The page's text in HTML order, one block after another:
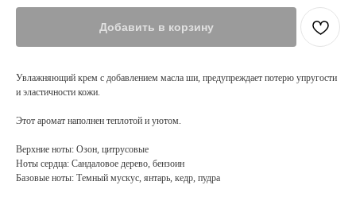
Добавить в корзину
Увлажняющий крем с добавлением масла ши, предупреждает потерю упругости
и эластичности кожи.
Этот аромат наполнен теплотой и уютом.
Верхние ноты: Озон, цитрусовые
Ноты сердца: Сандаловое дерево, бензоин
Базовые ноты: Темный мускус, янтарь, кедр, пудра